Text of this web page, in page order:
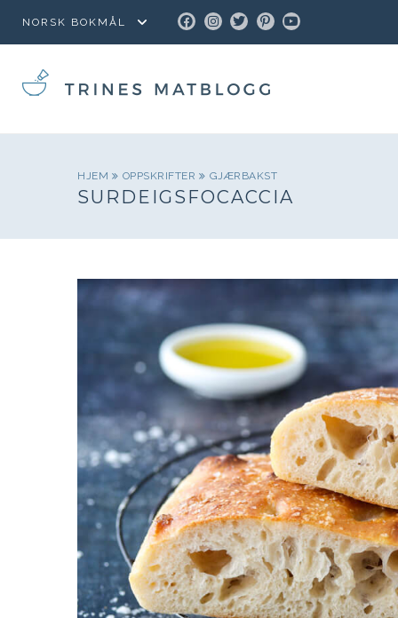
FACEBOOK
INSTAGRAM
TWITTER
PINTEREST
YOUTUBE
HJEM OPPSKRIFTER GJÆRBAKST
SURDEIGSFOCACCIA